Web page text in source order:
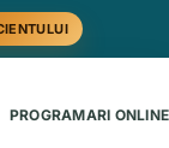
PROGRAMARI ONLINE